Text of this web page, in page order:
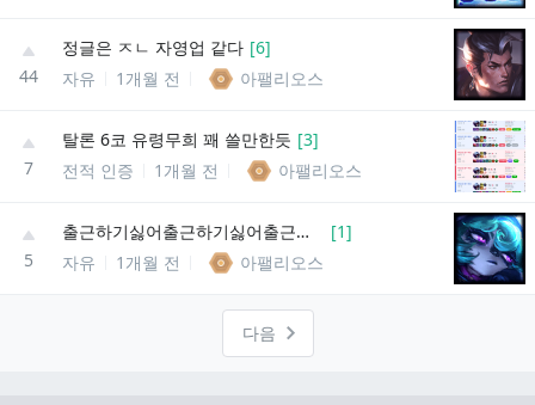
44
정글은 ㅈㄴ 자영업 같다 [6]
자유
1개월 전 아팰리오스
7
탈론 6코 유령무희 꽤 쓸만한듯 [3]
전적 인증
1개월 전 아팰리오스
5
출근하기싫어출근하기싫어출근하기싫어 [1]
자유
1개월 전 아팰리오스
다음